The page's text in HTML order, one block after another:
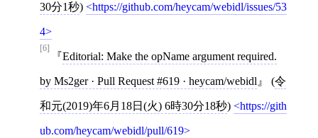
30分1秒) https://github.com/heycam/webidl/issues/53
4
[6]
Editorial: Make the opName argument required.
by Ms2ger · Pull Request #619 · heycam/webidl (令
和元(2019)年6月18日(火) 6時30分18秒) https://gith
ub.com/heycam/webidl/pull/619